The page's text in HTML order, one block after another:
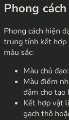
Phong
Phong cách hiện
trung tính kết hợp
màu sắc:
Màu chủ
Màu điểm
đậm cho tạo
Kết hợp vật
gạch thô